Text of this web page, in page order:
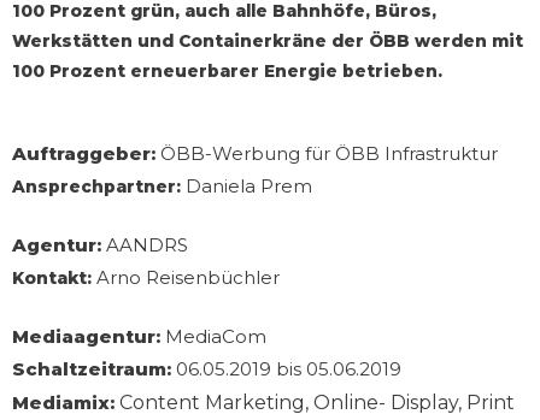
100 Prozent grün, auch alle Bahnhöfe, Büros,
Werkstätten und Containerkräne der ÖBB werden mit
100 Prozent erneuerbarer Energie betrieben.
Auftraggeber: ÖBB-Werbung für ÖBB Infrastruktur
Ansprechpartner: Daniela Prem
Agentur: AANDRS
Kontakt: Arno Reisenbüchler
Mediaagentur: MediaCom
Schaltzeitraum: 06.05.2019 bis 05.06.2019
Mediamix: Content Marketing, Online- Display, Print